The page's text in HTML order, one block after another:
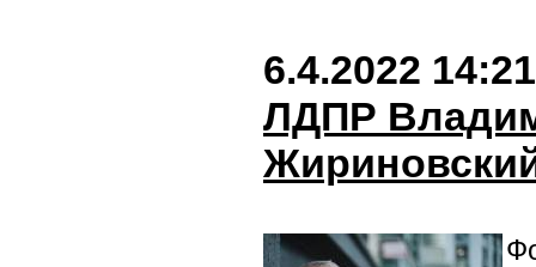
6.4.2022 14:21
ЛДПР